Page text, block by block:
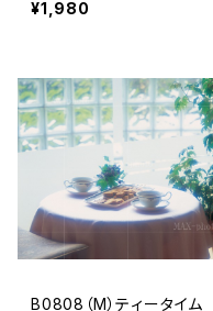
¥1,980
B0808（M）ティータイム